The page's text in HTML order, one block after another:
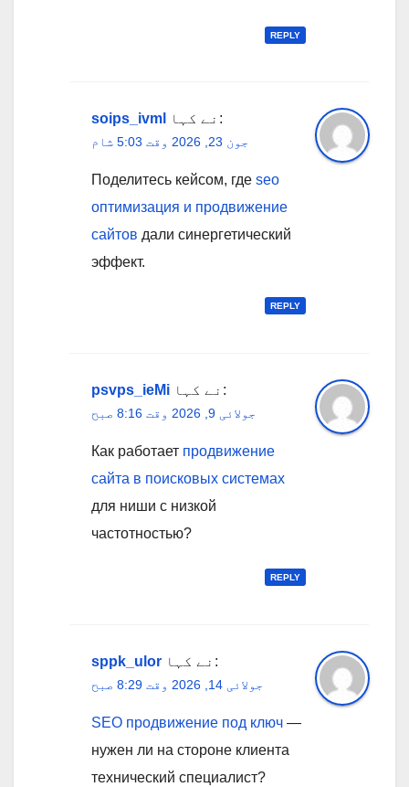
REPLY
soips_ivml نے کہا:
جون 23, 2026 وقت 5:03 شام
Поделитесь кейсом, где seo
оптимизация и продвижение
сайтов дали синергетический
эффект.
REPLY
psvps_ieMi نے کہا:
جولائی 9, 2026 وقت 8:16 صبح
Как работает продвижение
сайта в поисковых системах
для ниши с низкой
частотностью?
REPLY
sppk_ulor نے کہا:
جولائی 14, 2026 وقت 8:29 صبح
SEO продвижение под ключ —
нужен ли на стороне клиента
технический специалист?